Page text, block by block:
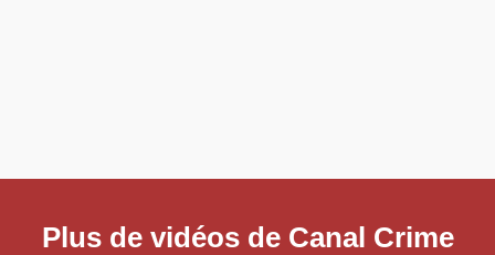
Plus de vidéos de Canal Crime